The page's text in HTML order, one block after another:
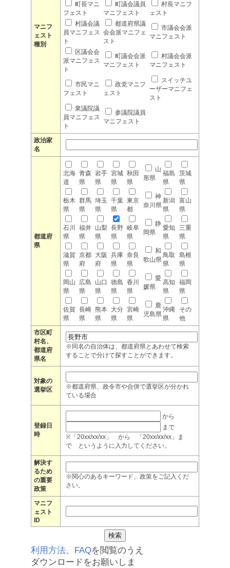
マニフ
ェスト
種別
町長マニ
フェスト
町議会議員
マニフェスト
村長マニフ
ェスト
村議会議
員マニフェス
ト
都道府県議
会会派マニフェ
スト
市議会会派
マニフェスト
区議会会
派マニフェス
ト
町議会会派
マニフェスト
村議会会派
マニフェスト
市民マニ
フェスト
政党マニフ
ェスト
スイッチユ
ーザーマニフェ
スト
衆議院議
員マニフェス
ト
参議院議員
マニフェスト
政治家
名
都道府
県
北海
道
青森
県
岩手
県
宮城
県
秋田
県
山
形県
福島
県
茨城
県
栃木
県
群馬
県
埼玉
県
千葉
県
東京
都
神
奈川県
新潟
県
富山
県
石川
県
福井
県
山梨
県
長野
県
岐阜
県
静
岡県
愛知
県
三重
県
滋賀
県
京都
府
大阪
府
兵庫
県
奈良
県
和
歌山県
鳥取
県
島根
県
岡山
県
広島
県
山口
県
徳島
県
香川
県
愛
媛県
高知
県
福岡
県
佐賀
県
長崎
県
熊本
県
大分
県
宮崎
県
鹿
児島県
沖縄
県
その
他
市区町
村名、
都道府
県名
※同名の自治体は、都道府県とあわせて検索
することで分けて探すことができます。
対象の
選挙区
※都道府県、政令市や合併で選挙区が分かれ
ている場合
登録日
時
から
まで
※「20xx/xx/xx」 から 「20xx/xx/xx」ま
で というように入力してください。
解決す
るため
の重要
政策
※関心のあるキーワード、政策をご記入くだ
さい。
マニフ
ェスト
ID
利用方法、 FAQを閲覧のうえ
ダウンロードをお願いしま